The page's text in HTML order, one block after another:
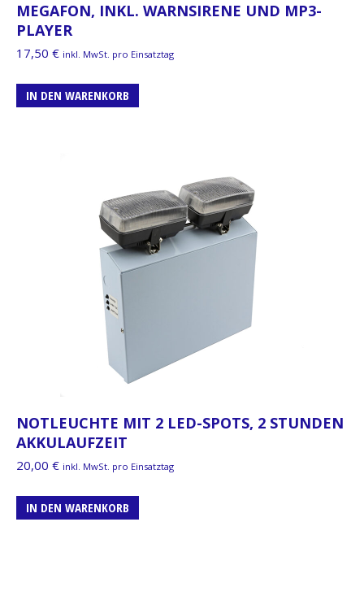
MEGAFON, INKL. WARNSIRENE UND MP3-
PLAYER
17,50 € inkl. MwSt. pro Einsatztag
IN DEN WARENKORB
NOTLEUCHTE MIT 2 LED-SPOTS, 2 STUNDEN
AKKULAUFZEIT
20,00 € inkl. MwSt. pro Einsatztag
IN DEN WARENKORB